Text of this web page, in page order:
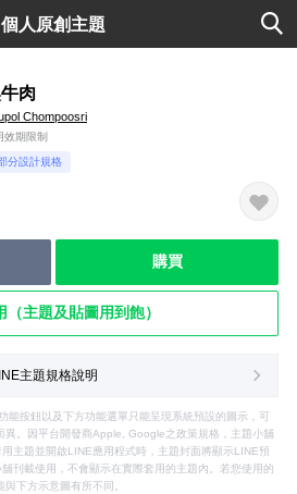
個人原創主題
肉
Chompoosri
期限制
分設計規格
購買
（主題及貼圖用到飽）
主題規格說明
能按鈕以及下方功能選單只能呈現系統預設的圖示，可
異。因平台開發商Apple, Google之政策規格，主題小舖
主題並開啟LINE應用程式時，主題封面將顯示LINE預
刊載使用，不會顯示在實際套用的主題內。若您使用的
下方示意圖有所不同。